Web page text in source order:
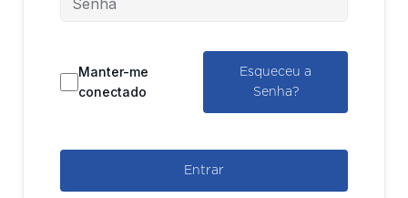
Manter-me
conectado
Esqueceu a
Senha?
Entrar